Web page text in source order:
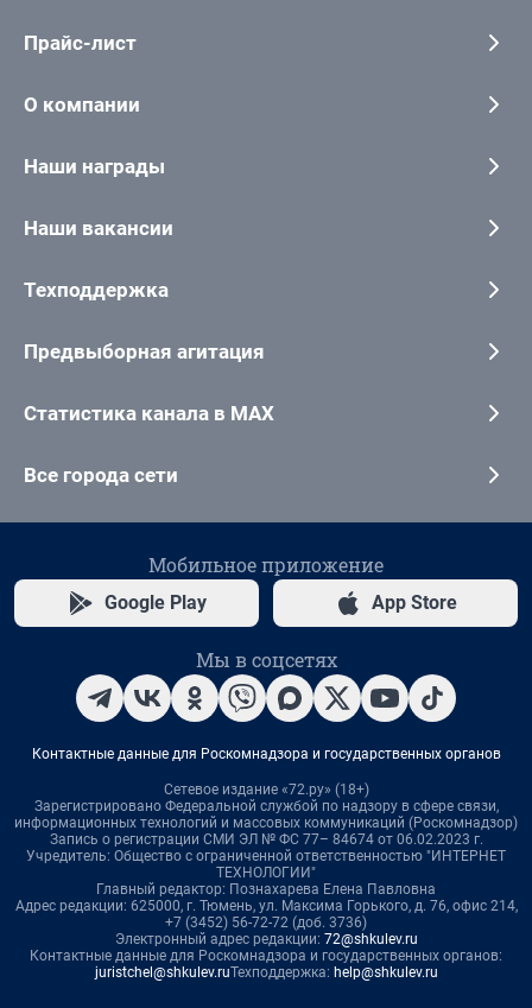
Прайс-лист
О компании
Наши награды
Наши вакансии
Техподдержка
Предвыборная агитация
Статистика канала в MAX
Все города сети
Мобильное приложение
Google Play App Store
Мы в соцсетях
Контактные данные для Роскомнадзора и государственных органов
Сетевое издание «72.ру» (18+)
Зарегистрировано Федеральной службой по надзору в сфере связи,
информационных технологий и массовых коммуникаций (Роскомнадзор)
Запись о регистрации СМИ ЭЛ № ФС 77– 84674 от 06.02.2023 г.
Учредитель: Общество с ограниченной ответственностью "ИНТЕРНЕТ
ТЕХНОЛОГИИ"
Главный редактор: Познахарева Елена Павловна
Адрес редакции: 625000, г. Тюмень, ул. Максима Горького, д. 76, офис 214,
+7 (3452) 56-72-72 (доб. 3736)
Электронный адрес редакции: 72@shkulev.ru
Контактные данные для Роскомнадзора и государственных органов:
juristchel@shkulev.ruТехподдержка: help@shkulev.ru